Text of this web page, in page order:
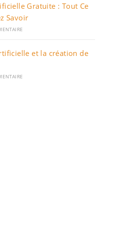
Gratuite : Tout Ce
Savoir
et la création de